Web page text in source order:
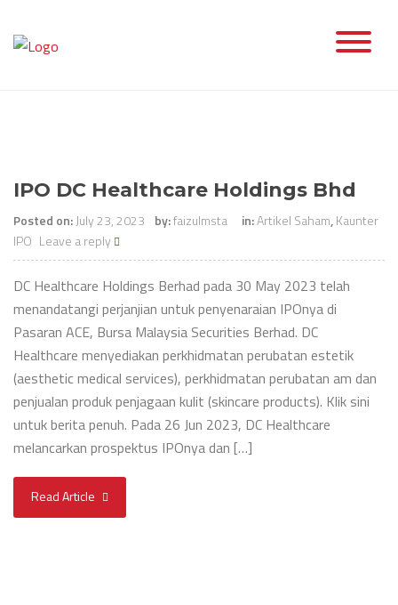
content
IPO DC Healthcare Holdings Bhd
Posted on: July 23, 2023 by:faizulmsta in:Artikel Saham,Kaunter
IPO Leave a reply
DC Healthcare Holdings Berhad pada 30 May 2023 telah
menandatangi perjanjian untuk penyenaraian IPOnya di
Pasaran ACE, Bursa Malaysia Securities Berhad. DC
Healthcare menyediakan perkhidmatan perubatan estetik
(aesthetic medical services), perkhidmatan perubatan am dan
penjualan produk penjagaan kulit (skincare products). Klik sini
untuk berita penuh. Pada 26 Jun 2023, DC Healthcare
melancarkan prospektus IPOnya dan […]
Read Article